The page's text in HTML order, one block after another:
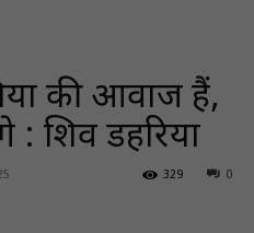
की आवाज हैं,
: श‍िव डहर‍िया
0
329